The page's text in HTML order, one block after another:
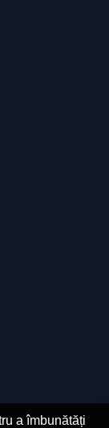
a îmbunătăți